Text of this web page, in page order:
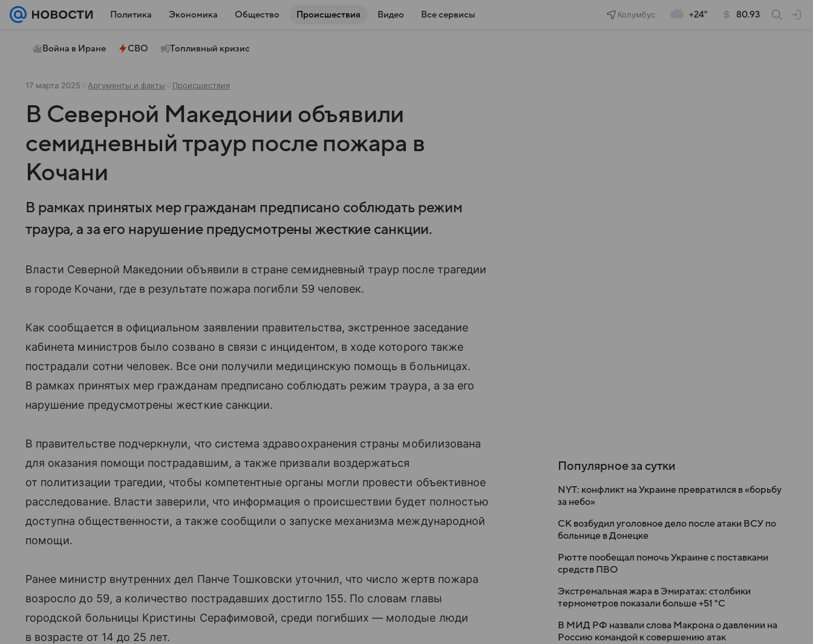
Политика Экономика Общество Происшествия Видео Все сервисы Колумбус +24° 80.93
Война в Иране СВО Топливный кризис
17 марта 2025 Аргументы и факты Происшествия
В Северной Македонии объявили
семидневный траур после пожара в
Кочани
В рамках принятых мер гражданам предписано соблюдать режим
траура, а за его нарушение предусмотрены жесткие санкции.
Власти Северной Македонии объявили в стране семидневный траур после трагедии
в городе Кочани, где в результате пожара погибли 59 человек.
Как сообщается в официальном заявлении правительства, экстренное заседание
кабинета министров было созвано в связи с инцидентом, в ходе которого также
пострадали сотни человек. Все они получили медицинскую помощь в больницах.
В рамках принятых мер гражданам предписано соблюдать режим траура, а за его
нарушение предусмотрены жесткие санкции.
В правительстве подчеркнули, что система здравоохранения страны мобилизована
для оказания помощи пострадавшим, а также призвали воздержаться
от политизации трагедии, чтобы компетентные органы могли провести объективное
расследование. Власти заверили, что информация о происшествии будет полностью
доступна общественности, а также сообщили о запуске механизма международной
помощи.
Ранее министр внутренних дел Панче Тошковски уточнил, что число жертв пожара
возросло до 59, а количество пострадавших достигло 155. По словам главы
городской больницы Кристины Серафимовой, среди погибших — молодые люди
в возрасте от 14 до 25 лет.
Популярное за сутки
NYT: конфликт на Украине превратился в «борьбу
за небо»
СК возбудил уголовное дело после атаки ВСУ по
больнице в Донецке
Рютте пообещал помочь Украине с поставками
средств ПВО
Экстремальная жара в Эмиратах: столбики
термометров показали больше +51 °C
В МИД РФ назвали слова Макрона о давлении на
Россию командой к совершению атак